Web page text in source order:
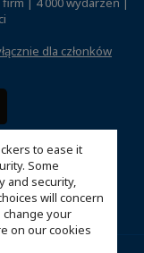
to ease it
Some
and security,
will concern
change your
on our cookies
dla członków